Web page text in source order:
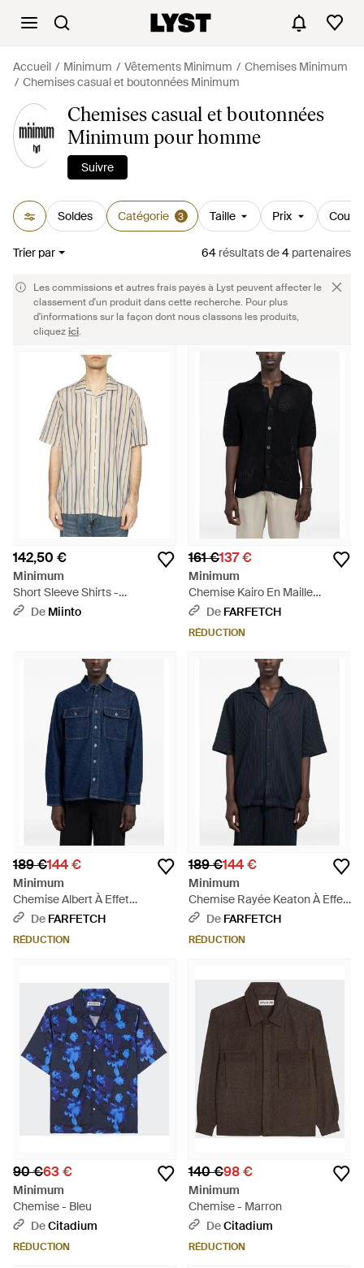
Accueil Minimum Vêtements Minimum
Chemises Minimum
Chemises casual et boutonnées Minimum
Chemises casual et boutonnées
Minimum pour homme
Suivre
Soldes Catégorie 3 Taille Prix
Trier par 64 résultatsde4 partenaires
Les commissions et autres frais payés à Lyst peuvent affecter le
classement d'un produit dans cette recherche. Pour plus
d'informations sur la façon dont nous classons les produits,
cliquezici.
142,50 €
Minimum
Short Sleeve Shirts -
Multicolore
De Miinto
161 €137 €
Minimum
Chemise Kairo En Maille
Ajourée À Manches Courtes -
Bleu
De FARFETCH
RÉDUCTION
189 €144 €
Minimum
Chemise Albert À Effet
Moucheté - Bleu
De FARFETCH
RÉDUCTION
189 €144 €
Minimum
Chemise Rayée Keaton À Effet
Plissé - Bleu
De FARFETCH
RÉDUCTION
90 €63 €
Minimum
Chemise - Bleu
DeCitadium
RÉDUCTION
140 €98 €
Minimum
Chemise - Marron
DeCitadium
RÉDUCTION